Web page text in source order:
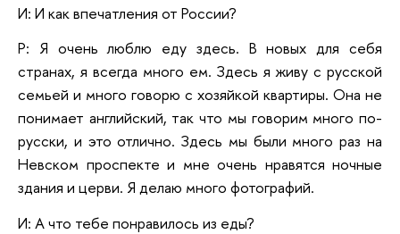
И: И как впечатления от России?
Р: Я очень люблю еду здесь. В новых для себя
странах, я всегда много ем. Здесь я живу с русской
семьей и много говорю с хозяйкой квартиры. Она не
понимает английский, так что мы говорим много по-
русски, и это отлично. Здесь мы были много раз на
Невском проспекте и мне очень нравятся ночные
здания и церви. Я делаю много фотографий.
И: А что тебе понравилось из еды?